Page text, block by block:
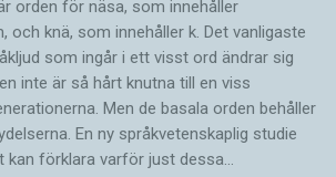
orden för näsa, som innehåller
och knä, som innehåller k. Det vanligaste
som ingår i ett visst ord ändrar sig
inte är så hårt knutna till en viss
Men de basala orden behåller
En ny språkvetenskaplig studie
kan förklara varför just dessa…